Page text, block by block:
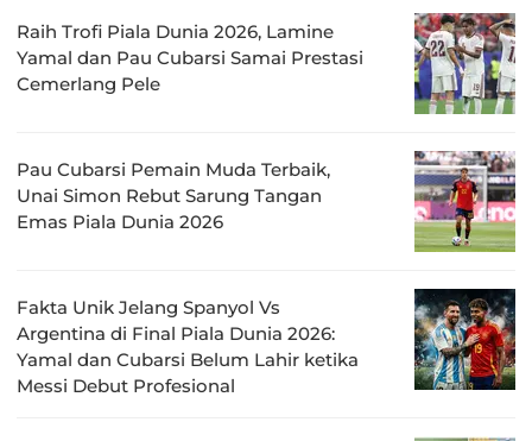
Raih Trofi Piala Dunia 2026, Lamine
Yamal dan Pau Cubarsi Samai Prestasi
Cemerlang Pele
Pau Cubarsi Pemain Muda Terbaik,
Unai Simon Rebut Sarung Tangan
Emas Piala Dunia 2026
Fakta Unik Jelang Spanyol Vs
Argentina di Final Piala Dunia 2026:
Yamal dan Cubarsi Belum Lahir ketika
Messi Debut Profesional